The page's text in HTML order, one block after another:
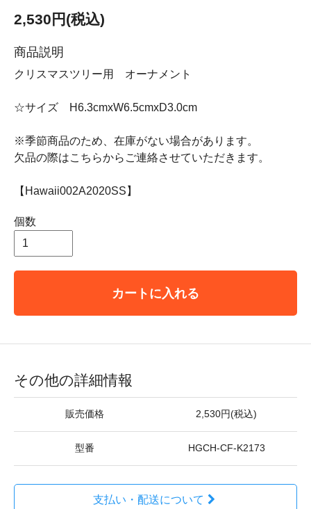
2,530円(税込)
商品説明
クリスマスツリー用 オーナメント
☆サイズ H6.3cmxW6.5cmxD3.0cm
※季節商品のため、在庫がない場合があります。
欠品の際はこちらからご連絡させていただきます。
【Hawaii002A2020SS】
個数
カートに入れる
その他の詳細情報
販売価格 2,530円(税込)
型番 HGCH-CF-K2173
支払い・配送について